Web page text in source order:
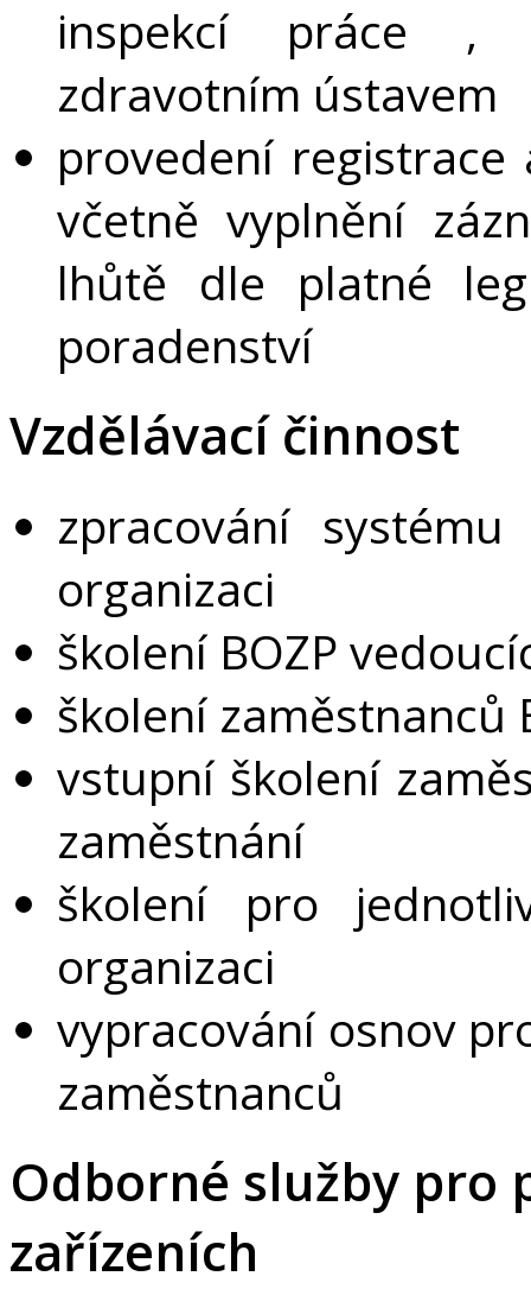
inspekcí práce ,
zdravotním ústavem
provedení
včetně vyplnění
lhůtě dle platné
poradenství
Vzdělávací činnost
zpracování
organizaci
školení BOZP
školení zaměstnanců
vstupní školení
zaměstnání
školení pro
organizaci
vypracování osnov
zaměstnanců
Odborné služby pro
zařízeních